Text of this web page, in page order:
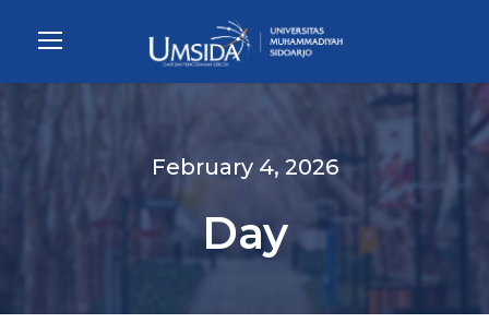
February 4, 2026
Day